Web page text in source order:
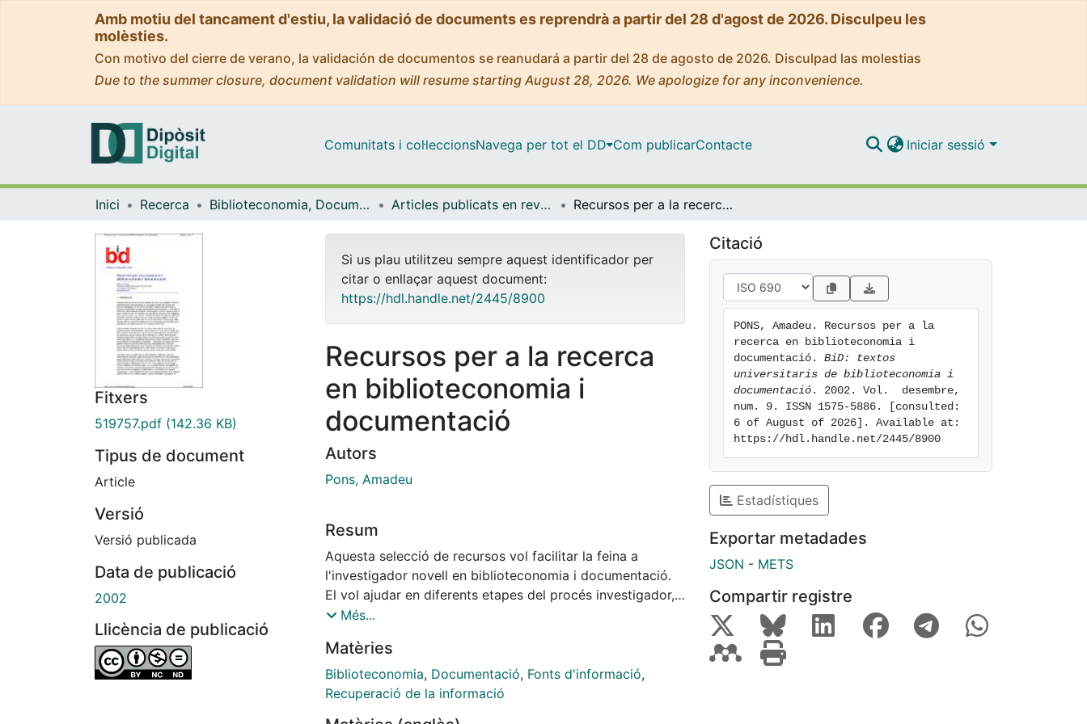
Amb motiu del tancament d'estiu, la validació de documents es reprendrà a partir del 28 d'agost de 2026. Disculpeu les
molèsties.
Con motivo del cierre de verano, la validación de documentos se reanudará a partir del 28 de agosto de 2026. Disculpad las molestias
Due to the summer closure, document validation will resume starting August 28, 2026. We apologize for any inconvenience.
Comunitats i col·leccionsNavega per tot el DD Com publicarContacte Iniciar sessió
Inici Recerca Biblioteconomia, Documentació i Comunicació Audiovisual Articles publicats en revistes (Biblioteconomia, Documentació i Comunicació Audiovisual) Recursos per a la recerca en biblioteconomia i documentació
Fitxers
519757.pdf (142.36 KB)
Tipus de document
Article
Versió
Versió publicada
Data de publicació
2002
Llicència de publicació
Si us plau utilitzeu sempre aquest identificador per
citar o enllaçar aquest document:
https://hdl.handle.net/2445/8900
Recursos per a la recerca
en biblioteconomia i
documentació
Autors
Pons, Amadeu
Resum
Aquesta selecció de recursos vol facilitar la feina a
l'investigador novell en biblioteconomia i documentació.
El vol ajudar en diferents etapes del procés investigador,
en el moment d'escollir l'objecte del seu treball, a l'hora
Crec que el destinatari ideal d'aquest treball és
l'investigador novell en aquest camp, ja que el veterà
hauria de conèixer com cap altre els recursos més
Més...
Matèries
Biblioteconomia, Documentació, Fonts d'informació,
Recuperació de la informació
Citació
PONS, Amadeu. Recursos per a la
recerca en biblioteconomia i
documentació. BiD: textos
universitaris de biblioteconomia i
documentació . 2002. Vol.  desembre,
num. 9. ISSN 1575-5886. [consulted:
6 of August of 2026]. Available at:
https://hdl.handle.net/2445/8900
Estadístiques
Exportar metadades
JSON - METS
Compartir registre